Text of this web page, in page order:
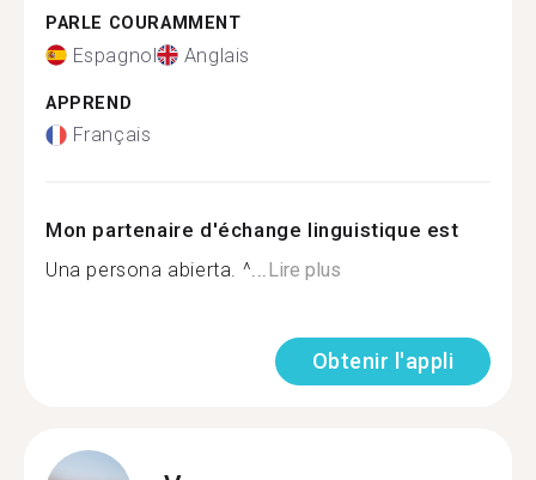
PARLE COURAMMENT
Espagnol Anglais
APPREND
Français
Mon partenaire d'échange linguistique est
Una persona abierta. ^...Lire plus
Obtenir l'appli